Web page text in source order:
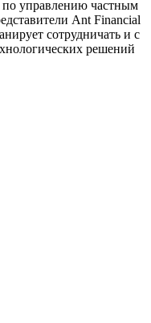
по управлению частным
Ant Financial
сотрудничать и с
решений